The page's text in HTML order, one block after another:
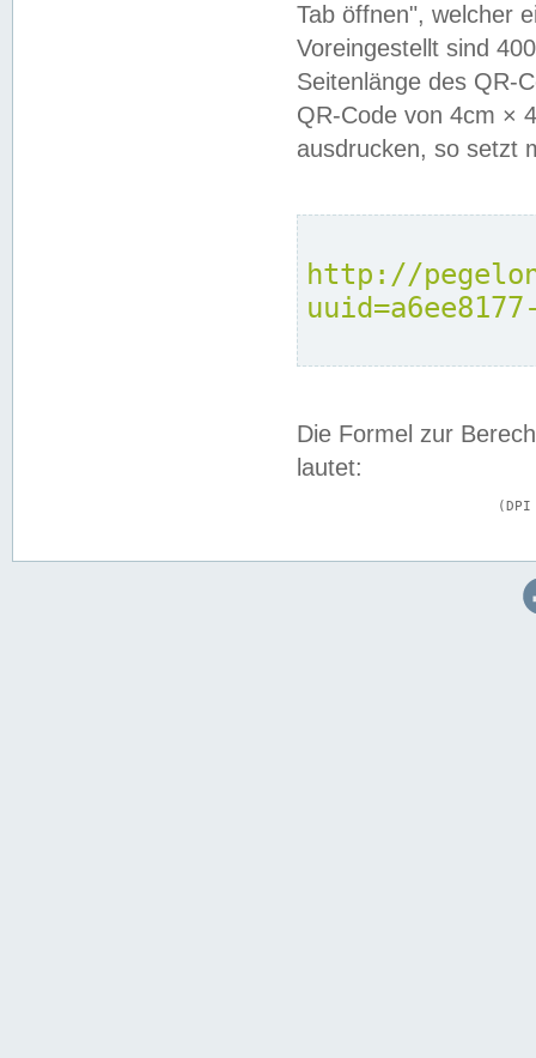
Tab öffnen", welcher
Voreingestellt sind
Seitenlänge des QR-
QR-Code von 4cm ×
ausdrucken, so setzt
http://
Die Formel zur
lautet: